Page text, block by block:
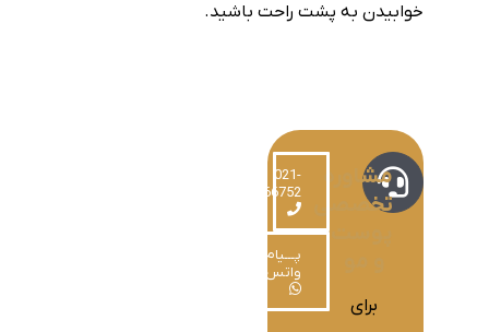
خوابیدن به پشت راحت باشید.
مشاوره
تخصصی
برای
021-
220766752
پـــیام در
واتس‌اپ